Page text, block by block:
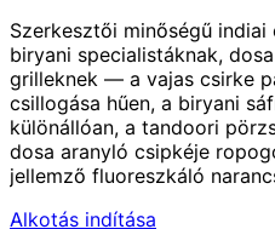
Szerkesztői minőségű
biryani specialistáknak,
grilleknek — a vajas csirke
csillogása hűen, a biryani
különállóan, a tandoori
dosa aranyló csipkéje
jellemző fluoreszkáló
Alkotás indítása